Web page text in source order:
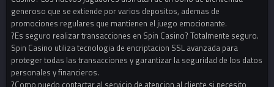
generoso que se extiende por varios depositos, ademas de
promociones regulares que mantienen el juego emocionante.
?Es seguro realizar transacciones en Spin Casino? Totalmente seguro.
Spin Casino utiliza tecnologia de encriptacion SSL avanzada para
proteger todas las transacciones y garantizar la seguridad de los datos
personales y financieros.
?Como puedo contactar al servicio de atencion al cliente si necesito